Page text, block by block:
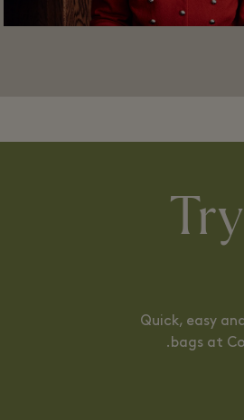
Quick, easy
bags at